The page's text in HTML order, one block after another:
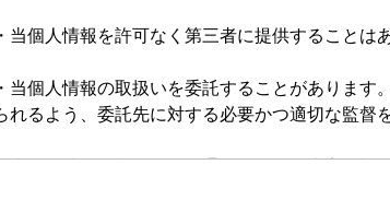
・当個人情報を許可なく第三者に提供することは
・当個人情報の取扱いを委託することがありま
れるよう、委託先に対する必要かつ適切な監督